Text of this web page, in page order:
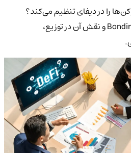
را در دیفای تنظیم می‌کند؟
آشنایی با مدل‌های Bonding Curve و نقش آن در توزیع،